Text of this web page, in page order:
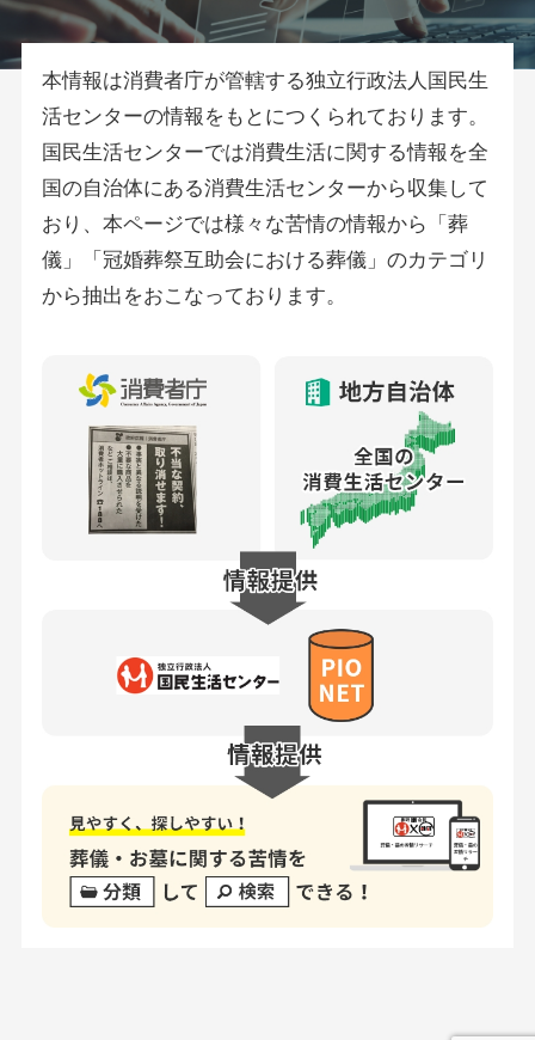
本情報は消費者庁が管轄する独立行政法人国民生
活センターの情報をもとにつくられております。
国民生活センターでは消費生活に関する情報を全
国の自治体にある消費生活センターから収集して
おり、本ページでは様々な苦情の情報から「葬
儀」「冠婚葬祭互助会における葬儀」のカテゴリ
から抽出をおこなっております。